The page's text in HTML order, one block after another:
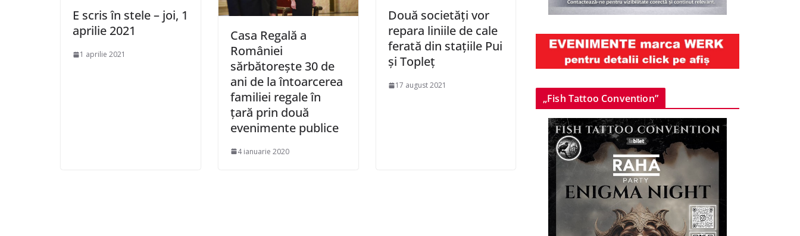
E scris în stele – joi, 1
aprilie 2021
1 aprilie 2021
Casa Regală a
României
sărbătoreşte 30 de
ani de la întoarcerea
familiei regale în
ţară prin două
evenimente publice
4 ianuarie 2020
Două societăți vor
repara liniile de cale
ferată din stațiile Pui
și Topleț
17 august 2021
„Fish Tattoo Convention”